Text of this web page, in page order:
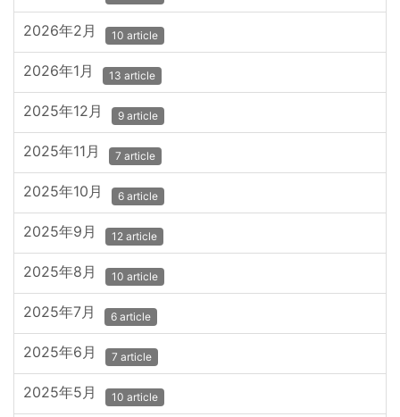
2026年2月 10 article
2026年1月 13 article
2025年12月 9 article
2025年11月 7 article
2025年10月 6 article
2025年9月 12 article
2025年8月 10 article
2025年7月 6 article
2025年6月 7 article
2025年5月 10 article